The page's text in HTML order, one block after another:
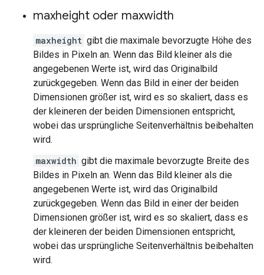
maxheight oder maxwidth
maxheight gibt die maximale bevorzugte Höhe des
Bildes in Pixeln an. Wenn das Bild kleiner als die
angegebenen Werte ist, wird das Originalbild
zurückgegeben. Wenn das Bild in einer der beiden
Dimensionen größer ist, wird es so skaliert, dass es
der kleineren der beiden Dimensionen entspricht,
wobei das ursprüngliche Seitenverhältnis beibehalten
wird.
maxwidth gibt die maximale bevorzugte Breite des
Bildes in Pixeln an. Wenn das Bild kleiner als die
angegebenen Werte ist, wird das Originalbild
zurückgegeben. Wenn das Bild in einer der beiden
Dimensionen größer ist, wird es so skaliert, dass es
der kleineren der beiden Dimensionen entspricht,
wobei das ursprüngliche Seitenverhältnis beibehalten
wird.